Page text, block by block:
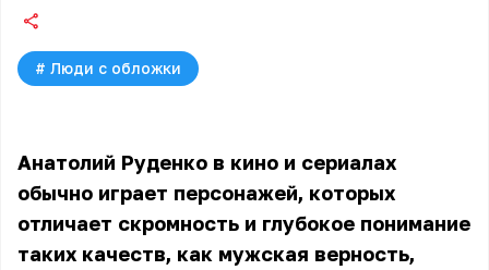
# Люди с обложки
Анатолий Руденко в кино и сериалах
обычно играет персонажей, которых
отличает скромность и глубокое понимание
таких качеств, как мужская верность,